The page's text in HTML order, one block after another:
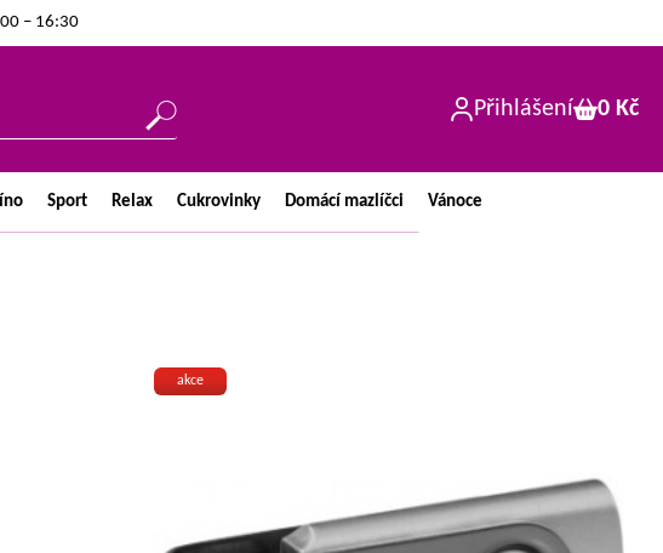
– 16:30
Přihlášení 0 Kč
Sport Relax Cukrovinky Domácí mazlíčci Vánoce
akce